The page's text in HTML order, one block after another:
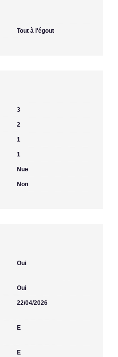
Tout à l'égout
3
2
1
1
Nue
Non
Oui
Oui
22/04/2026
E
E